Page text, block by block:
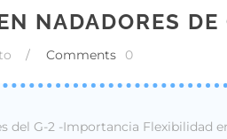
NADADORES DE
/ Comments 0
del G-2 -Importancia Flexibilidad